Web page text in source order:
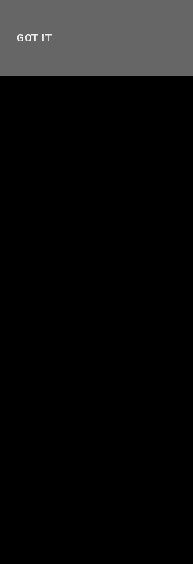
GOT IT